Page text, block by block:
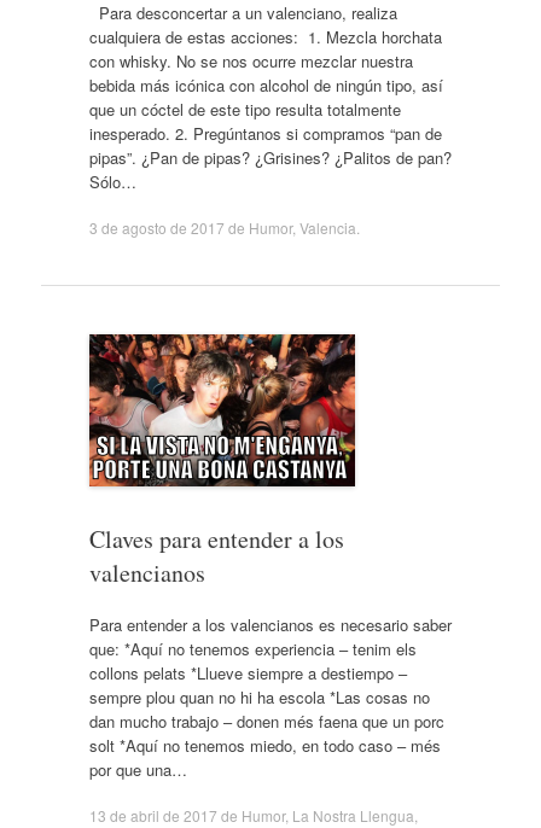
Para desconcertar a un valenciano, realiza
cualquiera de estas acciones: 1. Mezcla horchata
con whisky. No se nos ocurre mezclar nuestra
bebida más icónica con alcohol de ningún tipo, así
que un cóctel de este tipo resulta totalmente
inesperado. 2. Pregúntanos si compramos “pan de
pipas”. ¿Pan de pipas? ¿Grisines? ¿Palitos de pan?
Sólo…
3 de agosto de 2017 de Humor, Valencia
Claves para entender a los
valencianos
Para entender a los valencianos es necesario saber
que: *Aquí no tenemos experiencia – tenim els
collons pelats *Llueve siempre a destiempo –
sempre plou quan no hi ha escola *Las cosas no
dan mucho trabajo – donen més faena que un porc
solt *Aquí no tenemos miedo, en todo caso – més
por que una…
13 de abril de 2017 de Humor, La Nostra Llengua